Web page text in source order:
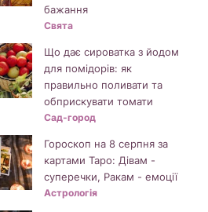
бажання
Свята
Що дає сироватка з йодом
для помідорів: як
правильно поливати та
обприскувати томати
Сад-город
Гороскоп на 8 серпня за
картами Таро: Дівам -
суперечки, Ракам - емоції
Астрологія